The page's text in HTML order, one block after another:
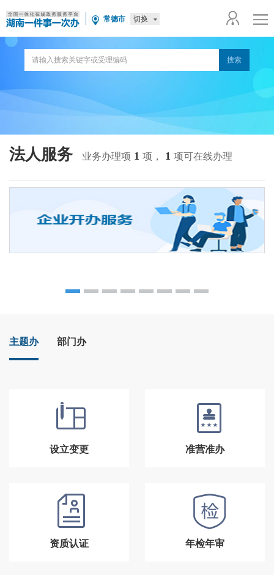
常德市 切换
法人服务 业务办理项 1 项， 1 项可在线办理
主题办 部门办
设立变更 准营准办
资质认证 年检年审